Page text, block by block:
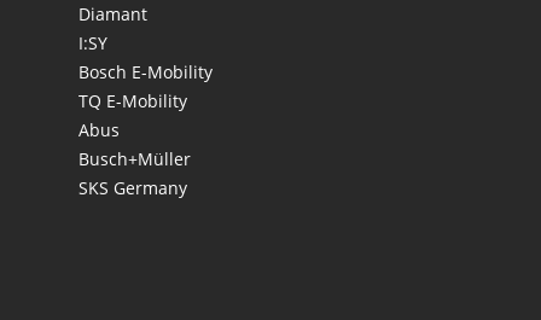
Diamant
I:SY
Bosch E-Mobility
TQ E-Mobility
Abus
Busch+Müller
SKS Germany